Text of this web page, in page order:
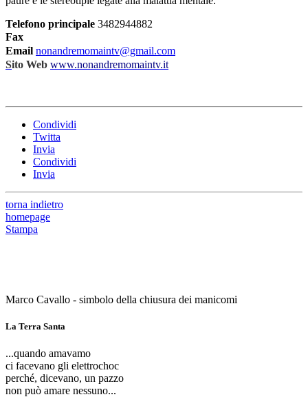
Telefono principale 3482944882
Fax
Email nonandremomaintv@gmail.com
Sito Web www.nonandremomaintv.it
Condividi
Twitta
Invia
Condividi
Invia
torna indietro
homepage
Stampa
Marco Cavallo - simbolo della chiusura dei manicomi
La Terra Santa
...quando amavamo
ci facevano gli elettrochoc
perché, dicevano, un pazzo
non può amare nessuno...